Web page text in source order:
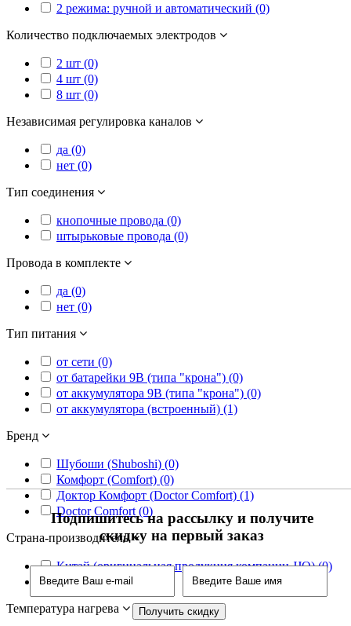
Подпишитесь на рассылку и получите
скидку на первый заказ
2 режима: ручной и автоматический (0)
Количество подключаемых электродов
2 шт (0)
4 шт (0)
8 шт (0)
Независимая регулировка каналов
да (0)
нет (0)
Тип соединения
кнопочные провода (0)
штырьковые провода (0)
Провода в комплекте
да (0)
нет (0)
Тип питания
от сети (0)
от батарейки 9В (типа "крона") (0)
от аккумулятора 9В (типа "крона") (0)
от аккумулятора (встроенный) (1)
Бренд
Шубоши (Shuboshi) (0)
Комфорт (Comfort) (0)
Доктор Комфорт (Doctor Comfort) (1)
Doctor Comfort (0)
Страна-производитель
Китай (оригинальная продукция компании JJQ) (0)
Китай (1)
Температура нагрева